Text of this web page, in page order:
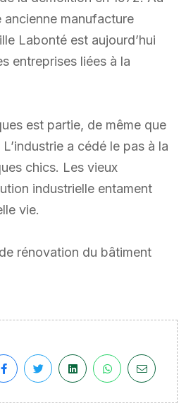
ancienne manufacture
Labonté est aujourd’hui
entreprises liées à la
est partie, de même que
a cédé le pas à la
chics. Les vieux
industrielle entament
vie.
rénovation du bâtiment